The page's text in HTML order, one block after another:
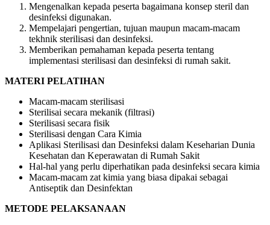
Mengenalkan kepada peserta bagaimana konsep steril dan
desinfeksi digunakan.
Mempelajari pengertian, tujuan maupun macam-macam
tekhnik sterilisasi dan desinfeksi.
Memberikan pemahaman kepada peserta tentang
implementasi sterilisasi dan desinfeksi di rumah sakit.
MATERI PELATIHAN
Macam-macam sterilisasi
Sterilisai secara mekanik (filtrasi)
Sterilisasi secara fisik
Sterilisasi dengan Cara Kimia
Aplikasi Sterilisasi dan Desinfeksi dalam Keseharian Dunia
Kesehatan dan Keperawatan di Rumah Sakit
Hal-hal yang perlu diperhatikan pada desinfeksi secara kimia
Macam-macam zat kimia yang biasa dipakai sebagai
Antiseptik dan Desinfektan
METODE PELAKSANAAN